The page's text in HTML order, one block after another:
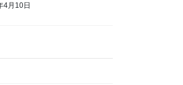
4月10日